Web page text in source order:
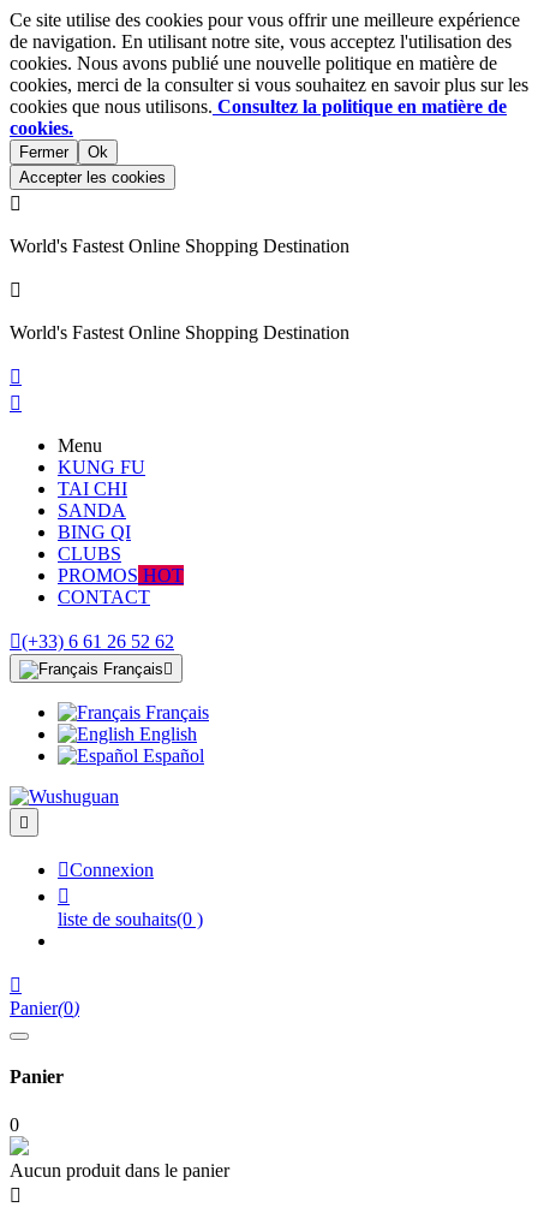
Ce site utilise des cookies pour vous offrir une meilleure expérience
de navigation. En utilisant notre site, vous acceptez l'utilisation des
cookies. Nous avons publié une nouvelle politique en matière de
cookies, merci de la consulter si vous souhaitez en savoir plus sur les
cookies que nous utilisons. Consultez la politique en matière de
cookies.
Fermer
Ok
Accepter les cookies

World's Fastest Online Shopping Destination

World's Fastest Online Shopping Destination


Menu
KUNG FU
TAI CHI
SANDA
BING QI
CLUBS
PROMOS HOT
CONTACT
(+33) 6 61 26 52 62
Français 
Français
English
Español

Connexion

liste de souhaits(0 )

Panier(0)
Panier
0
Aucun produit dans le panier
